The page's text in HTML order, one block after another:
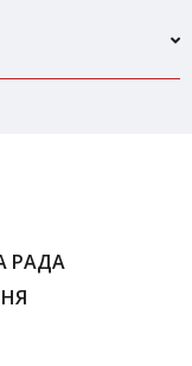
РАДА